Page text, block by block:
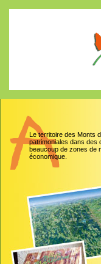
Le territoire des Monts
patrimoniales dans des
beaucoup de zones de
économique.